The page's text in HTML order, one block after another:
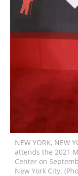
NEW YORK, NEW
attends the 2021
Center on
New York City.